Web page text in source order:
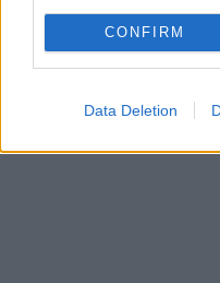
CONFIRM
Data Deletion